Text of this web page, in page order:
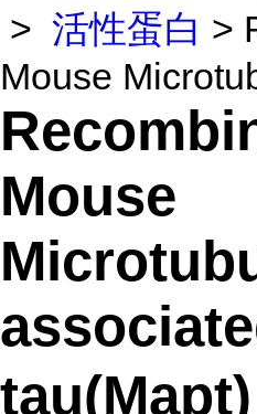
> 活性蛋白 >
Mouse
Mouse